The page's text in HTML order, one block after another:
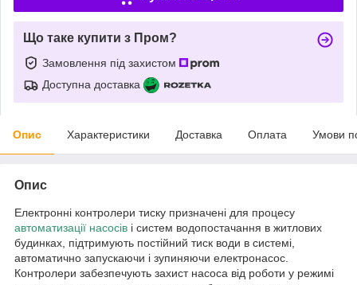
Що таке купити з Пром?
Замовлення під захистом
Доступна доставка
Опис Характеристики Доставка Оплата Умови
Опис
Електронні контролери тиску призначені для процесу
автоматизації насосів і систем водопостачання в житлових
будинках, підтримують постійний тиск води в системі,
автоматично запускаючи і зупиняючи електронасос.
Контролери забезпечують захист насоса від роботи у режимі